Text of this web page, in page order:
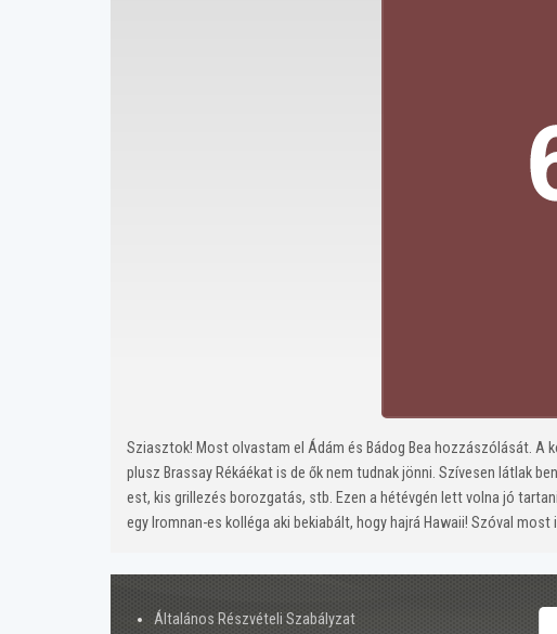
Sziasztok! Most olvastam el Ádám és Bádog Bea hozzászólását. A
plusz Brassay Rékáékat is de ők nem tudnak jönni. Szívesen látlak
est, kis grillezés borozgatás, stb. Ezen a hétévgén lett volna jó
egy Iromnan-es kolléga aki bekiabált, hogy hajrá Hawaii! Szóval
Általános Részvételi Szabályzat